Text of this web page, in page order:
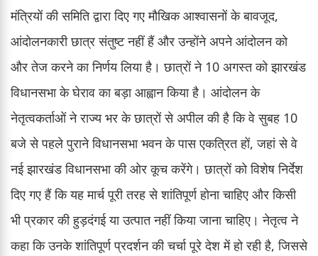
मंत्रियों की समिति द्वारा दिए गए मौखिक आश्वासनों के बावजूद,
आंदोलनकारी छात्र संतुष्ट नहीं हैं और उन्होंने अपने आंदोलन को
और तेज करने का निर्णय लिया है। छात्रों ने 10 अगस्त को झारखंड
विधानसभा के घेराव का बड़ा आह्वान किया है। आंदोलन के
नेतृत्वकर्ताओं ने राज्य भर के छात्रों से अपील की है कि वे सुबह 10
बजे से पहले पुराने विधानसभा भवन के पास एकत्रित हों, जहां से वे
नई झारखंड विधानसभा की ओर कूच करेंगे। छात्रों को विशेष निर्देश
दिए गए हैं कि यह मार्च पूरी तरह से शांतिपूर्ण होना चाहिए और किसी
भी प्रकार की हुड़दंगई या उत्पात नहीं किया जाना चाहिए। नेतृत्व ने
कहा कि उनके शांतिपूर्ण प्रदर्शन की चर्चा पूरे देश में हो रही है, जिससे